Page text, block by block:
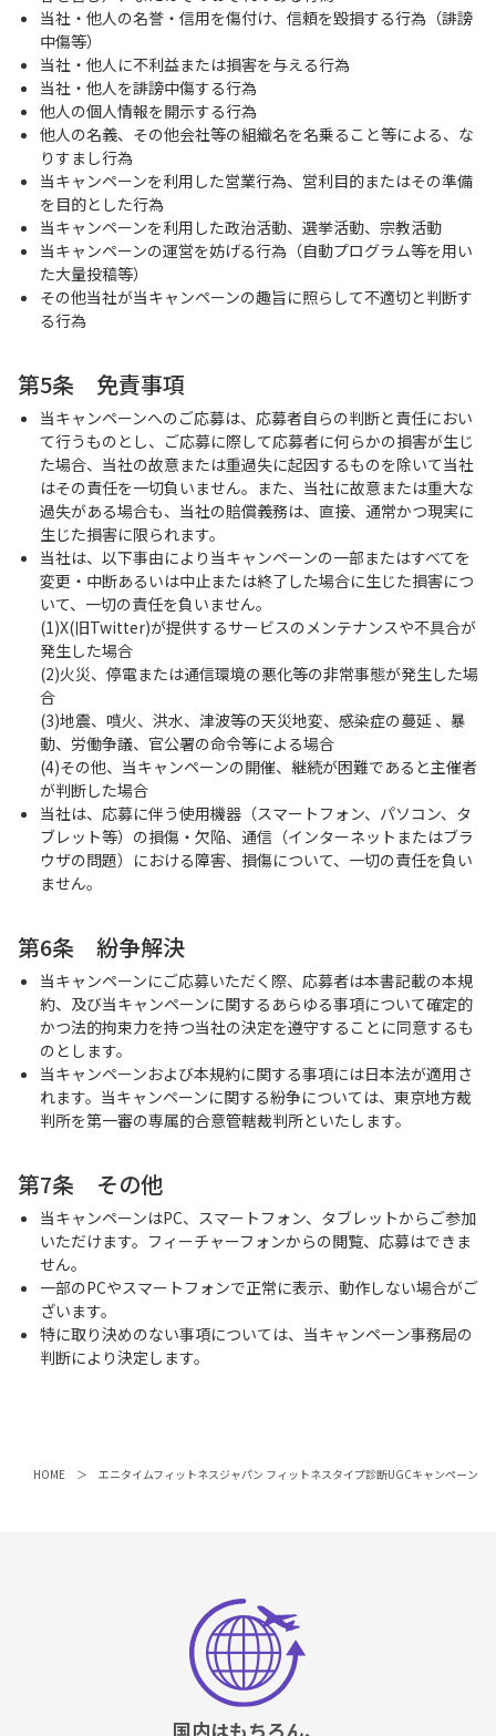
当社・他人の名誉・信用を傷付け、信頼を毀損する行為（誹謗
中傷等）
当社・他人に不利益または損害を与える行為
当社・他人を誹謗中傷する行為
他人の個人情報を開示する行為
他人の名義、その他会社等の組織名を名乗ること等による、な
りすまし行為
当キャンペーンを利用した営業行為、営利目的またはその準備
を目的とした行為
当キャンペーンを利用した政治活動、選挙活動、宗教活動
当キャンペーンの運営を妨げる行為（自動プログラム等を用い
た大量投稿等）
その他当社が当キャンペーンの趣旨に照らして不適切と判断す
る行為
第5条 免責事項
当キャンペーンへのご応募は、応募者自らの判断と責任におい
て行うものとし、ご応募に際して応募者に何らかの損害が生じ
た場合、当社の故意または重過失に起因するものを除いて当社
はその責任を一切負いません。また、当社に故意または重大な
過失がある場合も、当社の賠償義務は、直接、通常かつ現実に
生じた損害に限られます。
当社は、以下事由により当キャンペーンの一部またはすべてを
変更・中断あるいは中止または終了した場合に生じた損害につ
いて、一切の責任を負いません。
(1)X(旧Twitter)が提供するサービスのメンテナンスや不具合が
発生した場合
(2)火災、停電または通信環境の悪化等の非常事態が発生した場
合
(3)地震、噴火、洪水、津波等の天災地変、感染症の蔓延 、暴
動、労働争議、官公署の命令等による場合
(4)その他、当キャンペーンの開催、継続が困難であると主催者
が判断した場合
当社は、応募に伴う使用機器（スマートフォン、パソコン、タ
ブレット等）の損傷・欠陥、通信（インターネットまたはブラ
ウザの問題）における障害、損傷について、一切の責任を負い
ません。
第6条 紛争解決
当キャンペーンにご応募いただく際、応募者は本書記載の本規
約、及び当キャンペーンに関するあらゆる事項について確定的
かつ法的拘束力を持つ当社の決定を遵守することに同意するも
のとします。
当キャンペーンおよび本規約に関する事項には日本法が適用さ
れます。当キャンペーンに関する紛争については、東京地方裁
判所を第一審の専属的合意管轄裁判所といたします。
第7条 その他
当キャンペーンはPC、スマートフォン、タブレットからご参加
いただけます。フィーチャーフォンからの閲覧、応募はできま
せん。
一部のPCやスマートフォンで正常に表示、動作しない場合がご
ざいます。
特に取り決めのない事項については、当キャンペーン事務局の
判断により決定します。
HOME エニタイムフィットネスジャパン フィットネスタイプ診断UGCキャンペーン
国内はもちろん、